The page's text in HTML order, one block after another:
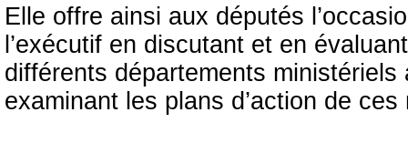
Elle offre ainsi aux députés
l’exécutif en discutant et en
différents départements
examinant les plans d’action de